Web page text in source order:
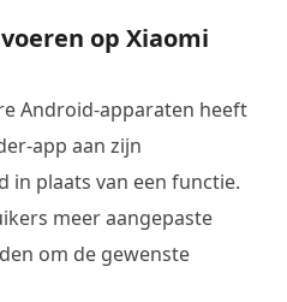
op Xiaomi
Android-apparaten heeft
app aan zijn
in plaats van een functie.
meer aangepaste
om de gewenste